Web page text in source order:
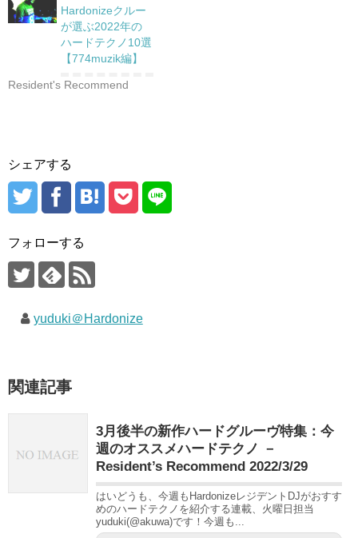
Hardonizeクルー
が選ぶ2022年の
ハードテクノ10選
【774muzik編】
Resident's Recommend
シェアする
フォローする
yuduki＠Hardonize
関連記事
3月後半の新作ハードグルーヴ特集：今
週のオススメハードテクノ －
Resident’s Recommend 2022/3/29
はいどうも、今週もHardonizeレジデントDJがおすす
めのハードテクノを紹介する連載、火曜日担当
yuduki(@akuwa)です！今週も...